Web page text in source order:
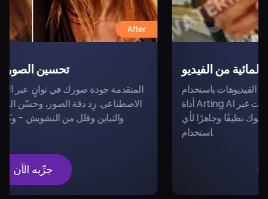
الاصطناعي. زِد
والتباين
إزالة العلامة المائية من الفيديو
المائية على الفيديوهات باستخدام
أداة Arting AI الذكية. أزل الشعارات والتواريخ والعلامات غير
وبدقة، ليصبح فيديوك نظيفًا وجاهزًا لأي